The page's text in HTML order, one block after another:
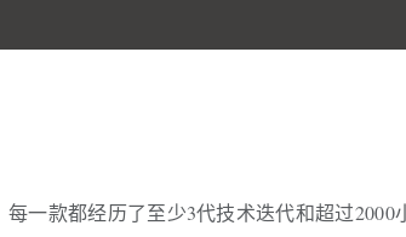
一款都经历了至少3代技术迭代和超过2000